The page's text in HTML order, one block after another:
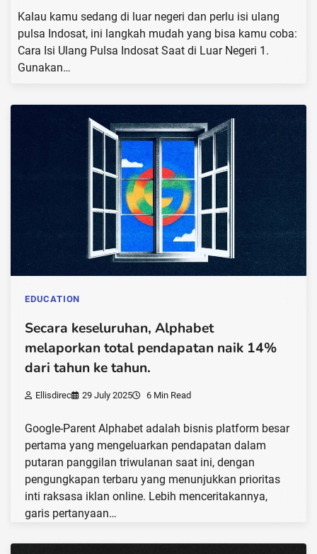
Kalau kamu sedang di luar negeri dan perlu isi ulang
pulsa Indosat, ini langkah mudah yang bisa kamu coba:
Cara Isi Ulang Pulsa Indosat Saat di Luar Negeri 1.
Gunakan…
EDUCATION
Secara keseluruhan, Alphabet
melaporkan total pendapatan naik 14%
dari tahun ke tahun.
Ellisdirec 29 July 2025 6 Min Read
Google-Parent Alphabet adalah bisnis platform besar
pertama yang mengeluarkan pendapatan dalam
putaran panggilan triwulanan saat ini, dengan
pengungkapan terbaru yang menunjukkan prioritas
inti raksasa iklan online. Lebih menceritakannya,
garis pertanyaan…